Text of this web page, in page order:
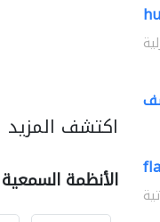
اكتشف المزيد
الأنظمة